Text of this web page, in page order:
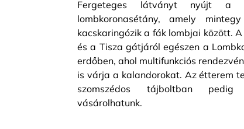
Fergeteges látványt nyújt a
lombkoronasétány, amely
kacskaringózik a fák lombjai között.
és a Tisza gátjáról egészen a
erdőben, ahol multifunkciós
is várja a kalandorokat. Az étterem
szomszédos tájboltban pedig
vásárolhatunk.